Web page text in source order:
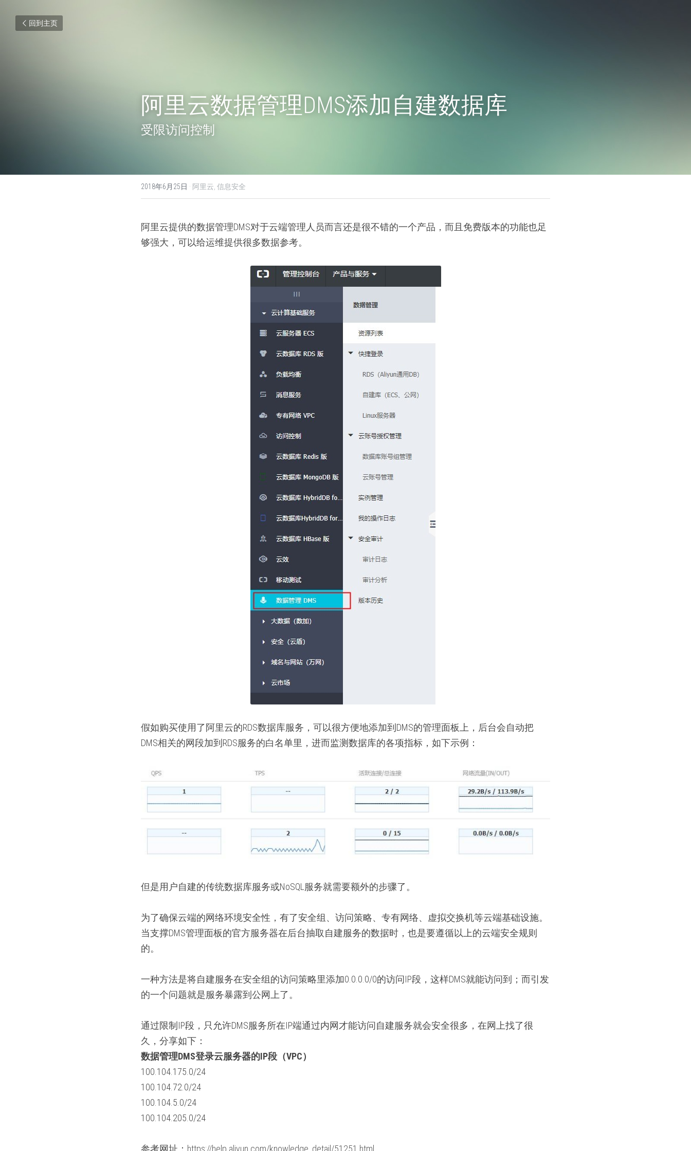
回到主页
阿里云数据管理DMS添加自建数据库
受限访问控制
2018年6月25日 · 阿里云, 信息安全
阿里云提供的数据管理DMS对于云端管理人员而言还是很不错的一个产品，而且免费版本的功能也足
够强大，可以给运维提供很多数据参考。
假如购买使用了阿里云的RDS数据库服务，可以很方便地添加到DMS的管理面板上，后台会自动把
DMS相关的网段加到RDS服务的白名单里，进而监测数据库的各项指标，如下示例：
但是用户自建的传统数据库服务或NoSQL服务就需要额外的步骤了。
为了确保云端的网络环境安全性，有了安全组、访问策略、专有网络、虚拟交换机等云端基础设施。
当支撑DMS管理面板的官方服务器在后台抽取自建服务的数据时，也是要遵循以上的云端安全规则
的。
一种方法是将自建服务在安全组的访问策略里添加0.0.0.0/0的访问IP段，这样DMS就能访问到；而引发
的一个问题就是服务暴露到公网上了。
通过限制IP段，只允许DMS服务所在IP端通过内网才能访问自建服务就会安全很多，在网上找了很
久，分享如下：
数据管理DMS登录云服务器的IP段（VPC）
100.104.175.0/24
100.104.72.0/24
100.104.5.0/24
100.104.205.0/24
参考网址： https://help.aliyun.com/knowledge_detail/51251.html